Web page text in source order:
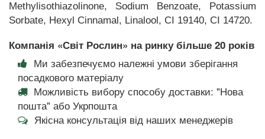
Methylisothiazolinone, Sodium Benzoate, Potassium
Sorbate, Hexyl Cinnamal, Linalool, CI 19140, CI 14720.
Компанія «Світ Рослин» на ринку більше 20 років
Ми забезпечуємо належні умови зберігання
посадкового матеріалу
Можливість вибору способу доставки: "Нова
пошта" або Укрпошта
Якісна консультація від наших менеджерів